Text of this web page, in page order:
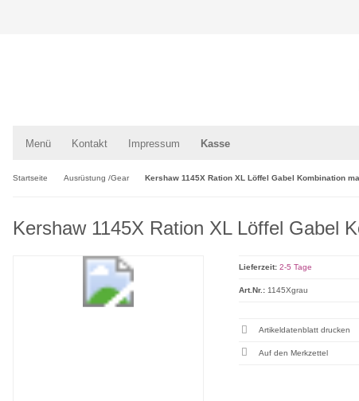
Menü Kontakt Impressum Kasse
Startseite Ausrüstung /Gear Kershaw 1145X Ration XL Löffel Gabel Kombination
Kershaw 1145X Ration XL Löffel Gabel
Lieferzeit: 2-5 Tage
Art.Nr.: 1145Xgrau
Artikeldatenblatt drucken